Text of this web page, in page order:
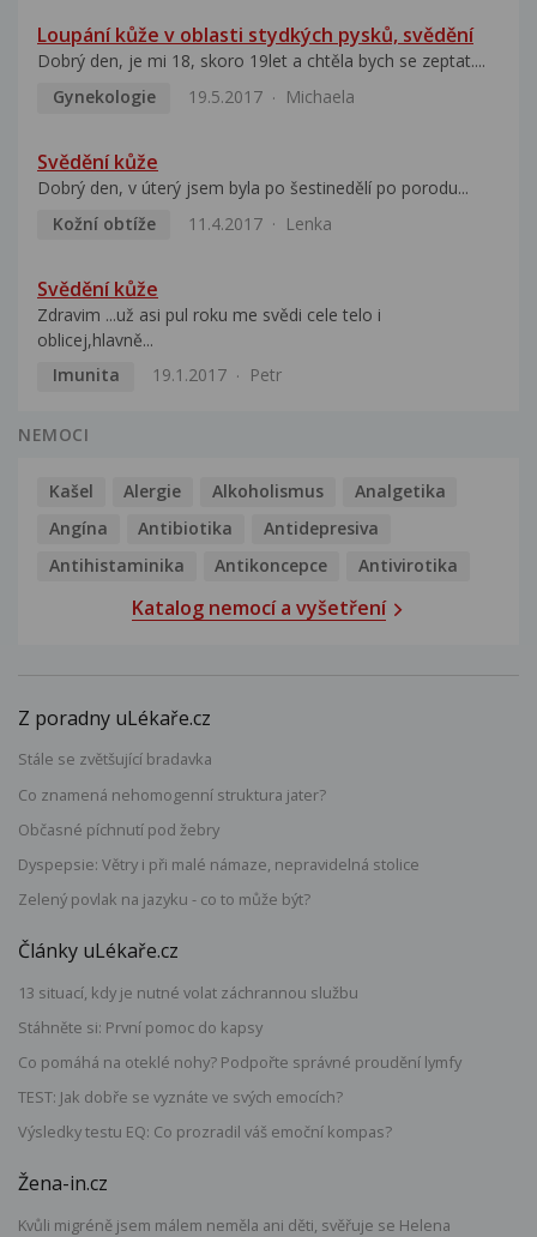
Loupání kůže v oblasti stydkých pysků, svědění
Dobrý den, je mi 18, skoro 19let a chtěla bych se zeptat....
Gynekologie
19.5.2017 Michaela
Svědění kůže
Dobrý den, v úterý jsem byla po šestinedělí po porodu...
Kožní obtíže
11.4.2017 Lenka
Svědění kůže
Zdravim ...už asi pul roku me svědi cele telo i
oblicej,hlavně...
Imunita
19.1.2017 Petr
NEMOCI
Kašel Alergie Alkoholismus
Analgetika
Angína
Antibiotika
Antidepresiva
Antihistaminika
Antikoncepce Antivirotika
Katalog nemocí a vyšetření
Z poradny uLékaře.cz
Stále se zvětšující bradavka
Co znamená nehomogenní struktura jater?
Občasné píchnutí pod žebry
Dyspepsie: Větry i při malé námaze, nepravidelná stolice
Zelený povlak na jazyku - co to může být?
Články uLékaře.cz
13 situací, kdy je nutné volat záchrannou službu
Stáhněte si: První pomoc do kapsy
Co pomáhá na oteklé nohy? Podpořte správné proudění lymfy
TEST: Jak dobře se vyznáte ve svých emocích?
Výsledky testu EQ: Co prozradil váš emoční kompas?
Žena-in.cz
Kvůli migréně jsem málem neměla ani děti, svěřuje se Helena